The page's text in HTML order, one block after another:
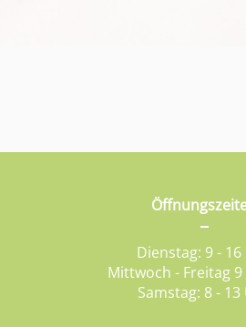
Dienstag: 9 -
Mittwoch - Freitag
Samstag: 8 -